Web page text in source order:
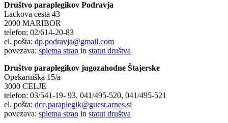
Društvo paraplegikov Podravja
Lackova cesta 43
2000 MARIBOR
telefon: 02/614-20-83
el. pošta: dp.podravja@gmail.com
povezava: spletna stran in statut društva
Društvo paraplegikov jugozahodne Štajerske
Opekarniška 15/a
3000 CELJE
telefon: 03/541-19- 93, 041/495-520, 041/495-521
el. pošta: dce.paraplegik@guest.arnes.si
povezava: spletna stran in statut društva